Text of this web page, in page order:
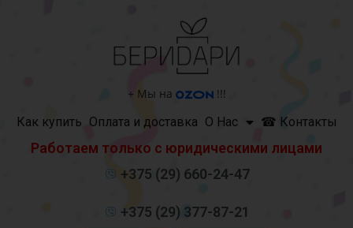
+ Мы на
!!!
Как купить Оплата и доставка О Нас ☎ Контакты
Работаем только с юридическими лицами
+375 (29) 660-24-47
+375 (29) 377-87-21